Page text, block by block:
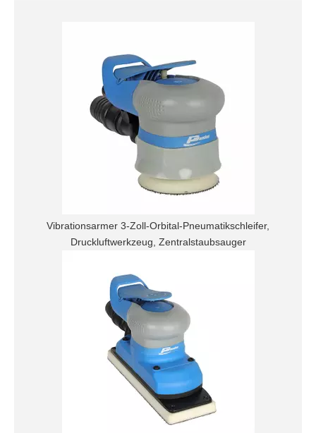
Vibrationsarmer 3-Zoll-Orbital-Pneumatikschleifer,
Druckluftwerkzeug, Zentralstaubsauger